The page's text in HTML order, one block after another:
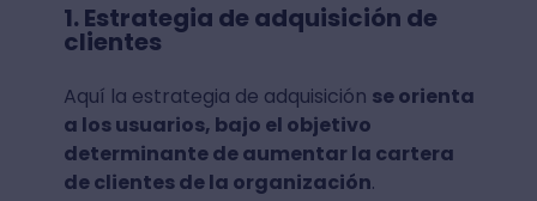
1. Estrategia de adquisición de
clientes
Aquí la estrategia de adquisición se orienta
a los usuarios, bajo el objetivo
determinante de aumentar la cartera
de clientes de la organización.